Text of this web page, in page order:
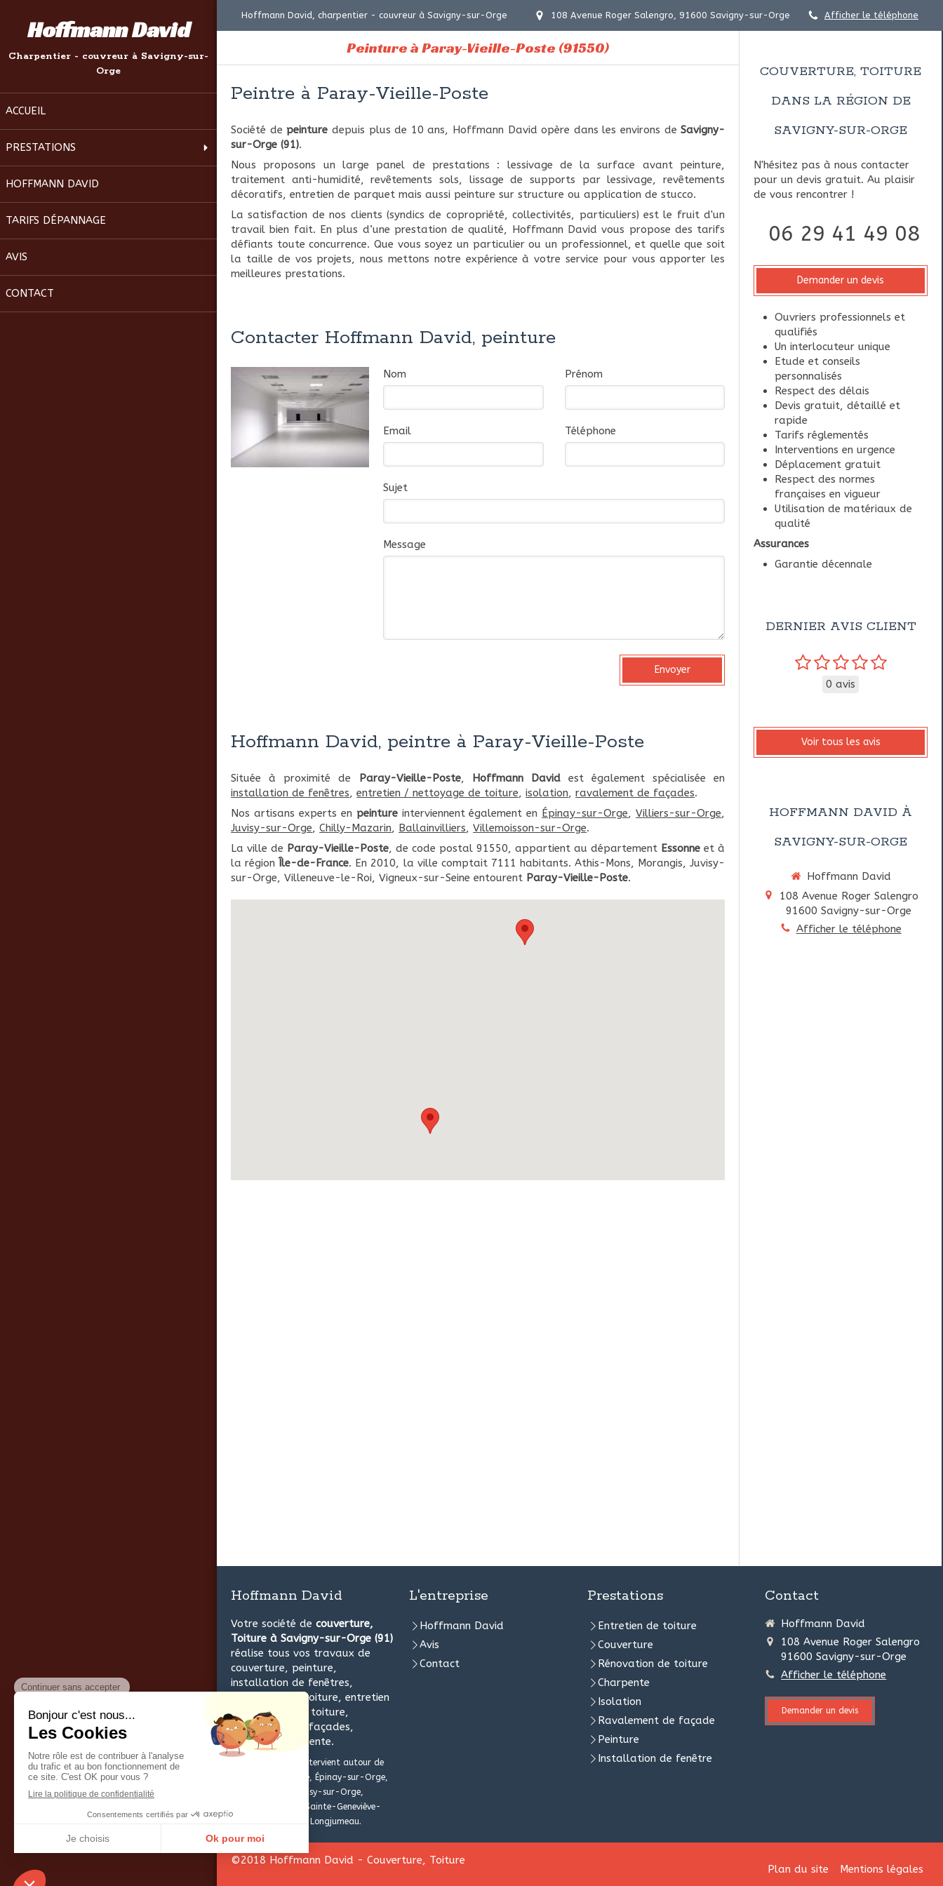
Hoffmann David
Charpentier - couvreur à Savigny-sur-
Orge
ACCUEIL
PRESTATIONS
HOFFMANN DAVID
TARIFS DÉPANNAGE
AVIS
CONTACT
Hoffmann David, charpentier - couvreur à Savigny-sur-Orge Afficher le téléphone
108 Avenue Roger Salengro, 91600 Savigny-sur-Orge
Peinture à Paray-Vieille-Poste (91550)
Peintre à Paray-Vieille-Poste
Société de peinture depuis plus de 10 ans, Hoffmann David opère dans les environs deSavigny-
sur-Orge (91).
Nous proposons un large panel de prestations : lessivage de la surface avant peinture,
traitement anti-humidité, revêtements sols, lissage de supports par lessivage, revêtements
décoratifs, entretien de parquet mais aussi peinture sur structure ou application de stucco.
La satisfaction de nos clients (syndics de copropriété, collectivités, particuliers) est le fruit d'un
travail bien fait. En plus d’une prestation de qualité, Hoffmann David vous propose des tarifs
défiants toute concurrence. Que vous soyez un particulier ou un professionnel, et quelle que soit
la taille de vos projets, nous mettons notre expérience à votre service pour vous apporter les
meilleures prestations.
Contacter Hoffmann David, peinture
Nom Prénom
Email Téléphone
Sujet
Message
Envoyer
Hoffmann David, peintre à Paray-Vieille-Poste
Située à proximité de Paray-Vieille-Poste, Hoffmann Davidest également spécialisée en
installation de fenêtres,entretien / nettoyage de toiture,isolation,ravalement de façades.
Nos artisans experts en peintureinterviennent également en Épinay-sur-Orge,Villiers-sur-Orge,
Juvisy-sur-Orge,Chilly-Mazarin, Ballainvilliers,Villemoisson-sur-Orge.
La ville de Paray-Vieille-Poste, de code postal 91550, appartient au département Essonne et à
la régionÎle-de-France. En 2010, la ville comptait 7111 habitants. Athis-Mons, Morangis, Juvisy-
sur-Orge, Villeneuve-le-Roi, Vigneux-sur-Seine entourent Paray-Vieille-Poste.
COUVERTURE, TOITURE
DANS LA RÉGION DE
SAVIGNY-SUR-ORGE
N'hésitez pas à nous contacter
pour un devis gratuit. Au plaisir
de vous rencontrer !
06 29 41 49 08
Demander un devis
Ouvriers professionnels et
qualifiés
Un interlocuteur unique
Etude et conseils
personnalisés
Respect des délais
Devis gratuit, détaillé et
rapide
Tarifs réglementés
Interventions en urgence
Déplacement gratuit
Respect des normes
françaises en vigueur
Utilisation de matériaux de
qualité
Assurances
Garantie décennale
DERNIER AVIS CLIENT
0 avis
Voir tous les avis
HOFFMANN DAVID À
SAVIGNY-SUR-ORGE
Hoffmann David
108 Avenue Roger Salengro
91600 Savigny-sur-Orge
Afficher le téléphone
Hoffmann David
Votre société decouverture,
Toiture à Savigny-sur-Orge (91)
réalise tous vos travaux de
couverture, peinture,
installation de fenêtres,
rénovation de toiture, entretien
/ nettoyage de toiture,
ravalement de façades,
isolation, charpente.
intervient autour de
Morsang-sur-Orge, Épinay-sur-Orge,
Viry-Châtillon, Juvisy-sur-Orge,
Grigny, Morangis, Sainte-Geneviève-
des-Bois ou encore Longjumeau.
L'entreprise
Hoffmann David
Avis
Contact
Prestations
Entretien de toiture
Couverture
Rénovation de toiture
Charpente
Isolation
Ravalement de façade
Peinture
Installation de fenêtre
Contact
Hoffmann David
108 Avenue Roger Salengro
91600 Savigny-sur-Orge
Afficher le téléphone
Demander un devis
©2018 Hoffmann David - Couverture, Toiture
Plan du site Mentions légales